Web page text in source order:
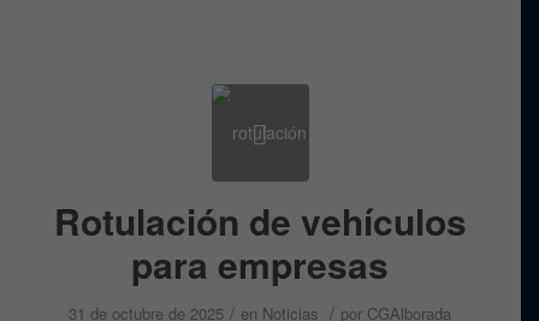
Rotulación de vehículos
para empresas
31 de octubre de 2025 / en Noticias / por CGAlborada